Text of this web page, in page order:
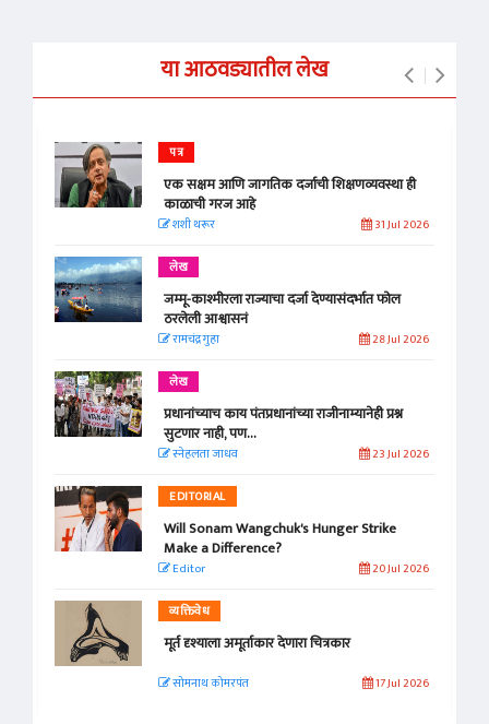
या आठवड्यातील लेख
पत्र
एक सक्षम आणि जागतिक दर्जाची शिक्षणव्यवस्था ही
काळाची गरज आहे
शशी थरूर 31 Jul 2026
लेख
जम्मू-काश्मीरला राज्याचा दर्जा देण्यासंदर्भात फोल
ठरलेली आश्वासनं
रामचंद्र गुहा 28 Jul 2026
लेख
प्रधानांच्याच काय पंतप्रधानांच्या राजीनाम्यानेही प्रश्न
सुटणार नाही, पण...
स्नेहलता जाधव 23 Jul 2026
EDITORIAL
Will Sonam Wangchuk's Hunger Strike
Make a Difference?
Editor 20 Jul 2026
व्यक्तिवेध
मूर्त दृश्याला अमूर्ताकार देणारा चित्रकार
सोमनाथ कोमरपंत 17 Jul 2026